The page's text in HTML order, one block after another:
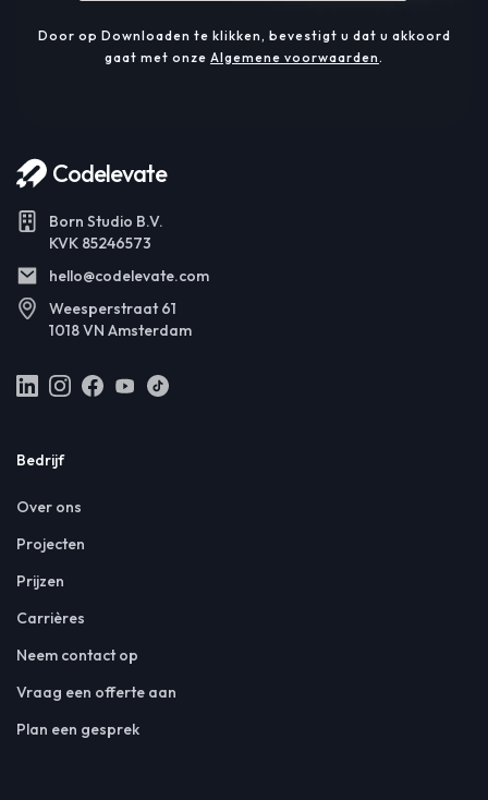
Door op Downloaden te klikken, bevestigt u dat u akkoord
gaat met onze Algemene voorwaarden .
Codelevate
Born Studio B.V.
KVK 85246573
hello@codelevate.com
Weesperstraat 61
1018 VN Amsterdam
Bedrijf
Over ons
Projecten
Prijzen
Carrières
Neem contact op
Vraag een offerte aan
Plan een gesprek